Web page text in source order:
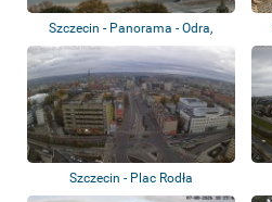
Szczecin - Panorama - Odra,
Bulwar Chrob...
Szczecin - Plac Rodła